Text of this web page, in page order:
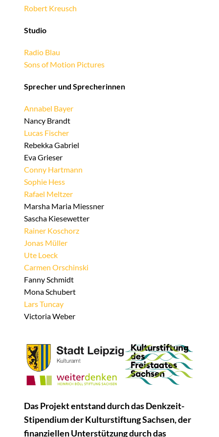
Robert Kreusch
Studio
Radio Blau
Sons of Motion Pictures
Sprecher und Sprecherinnen
Annabel Bayer
Nancy Brandt
Lucas Fischer
Rebekka Gabriel
Eva Grieser
Conny Hartmann
Sophie Hess
Rafael Meltzer
Marsha Maria Miessner
Sascha Kiesewetter
Rainer Koschorz
Jonas Müller
Ute Loeck
Carmen Orschinski
Fanny Schmidt
Mona Schubert
Lars Tuncay
Victoria Weber
Das Projekt entstand durch das Denkzeit-
Stipendium der Kulturstiftung Sachsen, der
finanziellen Unterstützung durch das